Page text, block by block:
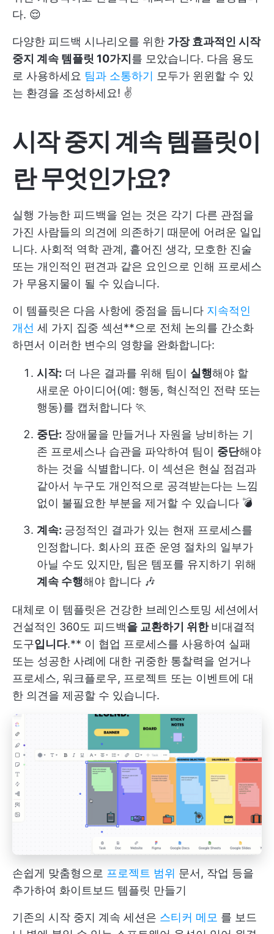
다. 😌
다양한 피드백 시나리오를 위한 가장 효과적인 시작
중지 계속 템플릿 10가지 를 모았습니다. 다음 용도
로 사용하세요 팀과 소통하기 모두가 윈윈할 수 있
는 환경을 조성하세요! ✌️
시작 중지 계속 템플릿이
란 무엇인가요?
실행 가능한 피드백을 얻는 것은 각기 다른 관점을
가진 사람들의 의견에 의존하기 때문에 어려운 일입
니다. 사회적 역학 관계, 흩어진 생각, 모호한 진술
또는 개인적인 편견과 같은 요인으로 인해 프로세스
가 무용지물이 될 수 있습니다.
이 템플릿은 다음 사항에 중점을 둡니다 지속적인
개선 세 가지 집중 섹션**으로 전체 논의를 간소화
하면서 이러한 변수의 영향을 완화합니다:
시작: 더 나은 결과를 위해 팀이 실행해야 할
새로운 아이디어(예: 행동, 혁신적인 전략 또는
행동)를 캡처합니다 🏃
중단: 장애물을 만들거나 자원을 낭비하는 기
존 프로세스나 습관을 파악하여 팀이 중단해야
하는 것을 식별합니다. 이 섹션은 현실 점검과
같아서 누구도 개인적으로 공격받는다는 느낌
없이 불필요한 부분을 제거할 수 있습니다 💣
계속: 긍정적인 결과가 있는 현재 프로세스를
인정합니다. 회사의 표준 운영 절차의 일부가
아닐 수도 있지만, 팀은 템포를 유지하기 위해
계속 수행해야 합니다 🎶
대체로 이 템플릿은 건강한 브레인스토밍 세션에서
건설적인 360도 피드백을 교환하기 위한비대결적
도구입니다.** 이 협업 프로세스를 사용하여 실패
또는 성공한 사례에 대한 귀중한 통찰력을 얻거나
프로세스, 워크플로우, 프로젝트 또는 이벤트에 대
한 의견을 제공할 수 있습니다.
손쉽게 맞춤형으로 프로젝트 범위 문서, 작업 등을
추가하여 화이트보드 템플릿 만들기
기존의 시작 중지 계속 세션은 스티커 메모 를 보드